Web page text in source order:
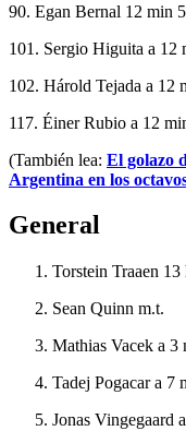
90. Egan Bernal 12 min
101. Sergio Higuita a 12
102. Hárold Tejada a 12
117. Éiner Rubio a 12
(También lea: El golazo
Argentina en los
General
Torstein Traaen
Sean Quinn m.t.
Mathias Vacek a 3
Tadej Pogacar a 7
Jonas Vingegaard